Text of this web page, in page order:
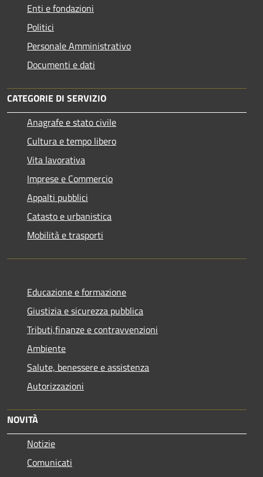
Enti e fondazioni
Politici
Personale Amministrativo
Documenti e dati
CATEGORIE DI SERVIZIO
Anagrafe e stato civile
Cultura e tempo libero
Vita lavorativa
Imprese e Commercio
Appalti pubblici
Catasto e urbanistica
Mobilità e trasporti
Educazione e formazione
Giustizia e sicurezza pubblica
Tributi,finanze e contravvenzioni
Ambiente
Salute, benessere e assistenza
Autorizzazioni
NOVITÀ
Notizie
Comunicati